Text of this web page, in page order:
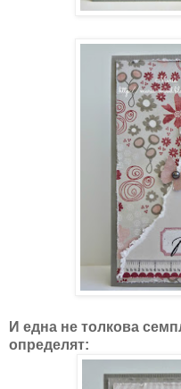
И една не толкова
определят: